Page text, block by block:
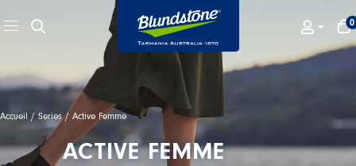
MenuRECHERCHE MON
0
Accueil / Series / Active Femme
ACTIVE FEMME